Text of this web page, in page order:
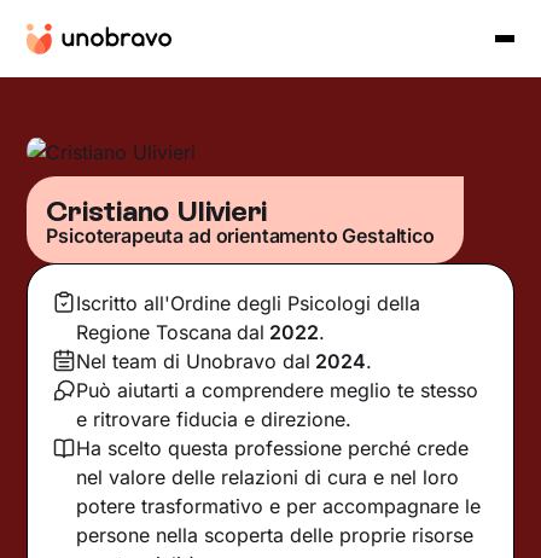
Cristiano Ulivieri
Psicoterapeuta ad orientamento Gestaltico
Iscritto all'Ordine degli Psicologi della
Regione Toscana dal 2022.
Nel team di Unobravo dal 2024.
Può aiutarti a comprendere meglio te stesso
e ritrovare fiducia e direzione.
Ha scelto questa professione perché crede
nel valore delle relazioni di cura e nel loro
potere trasformativo e per accompagnare le
persone nella scoperta delle proprie risorse